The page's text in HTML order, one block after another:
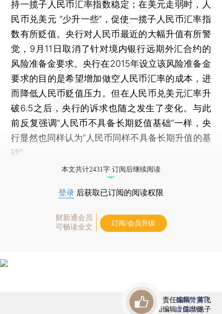
持一揽子人民币汇率指数稳定；在美元走弱时，人
民币兑美元 “少升一些”，促使一揽子人民币汇率指
数有所贬值。央行对人民币最近的大幅升值有所警
觉，9月11日取消了针对境内银行远期外汇合约的
风险准备金要求。央行在2015年设立该风险准备金
要求的目的是希望增加做空人民币汇率的成本，进
而降低人民币贬值压力。但在人民币兑美元汇率升
破6.5之后，央行的诉求也随之发生了变化。与此
前反复强调“人民币不具备长期贬值基础”一样，央
行显然也同样认为“人民币同样不具备长期升值的基
础”。
本文共计2431字 订阅后继续阅读
登录 后获取已订阅的阅读权限
财新通会员
可畅读全文
订阅/会员升级
责任编辑：蒋飞
版面编辑：陈华懿子
首席赞赏官
虚位以待